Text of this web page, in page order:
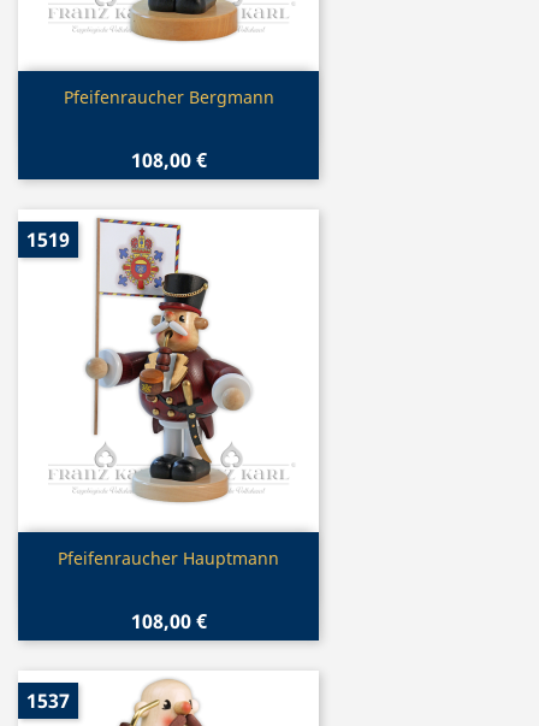
Vorschau
Pfeifenraucher Bergmann
108,00 €
Vorschau
Pfeifenraucher Hauptmann
108,00 €
1519
1537